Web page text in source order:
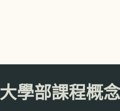
大學部課程概